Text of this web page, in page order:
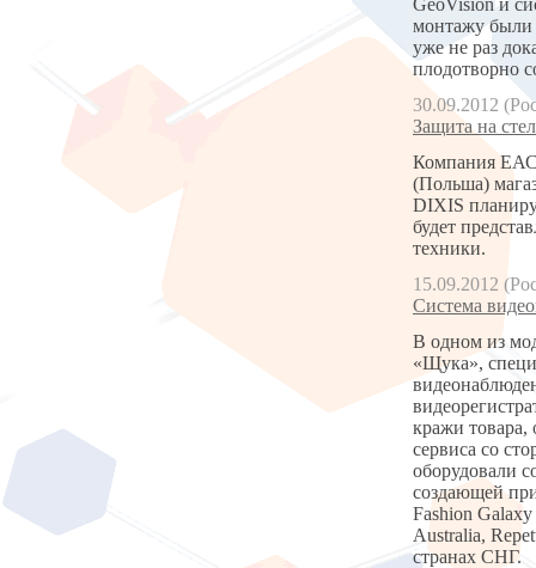
монтажу были
уже не раз
плодотворно
30.09.2012
Защита на
Компания ЕАС
(Польша)
DIXIS
будет
техники.
15.09.2012
Система
В одном из
«Щука»,
кражи товара,
сервиса со
оборудовали
создающей
Fashion
Australia,
странах СНГ.